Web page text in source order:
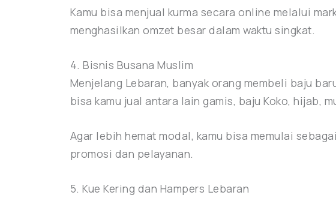
Kamu bisa menjual kurma secara online melalui
menghasilkan omzet besar dalam waktu singkat.
4. Bisnis Busana Muslim
Menjelang Lebaran, banyak orang membeli baju
bisa kamu jual antara lain gamis, baju Koko, hijab,
Agar lebih hemat modal, kamu bisa memulai
promosi dan pelayanan.
5. Kue Kering dan Hampers Lebaran